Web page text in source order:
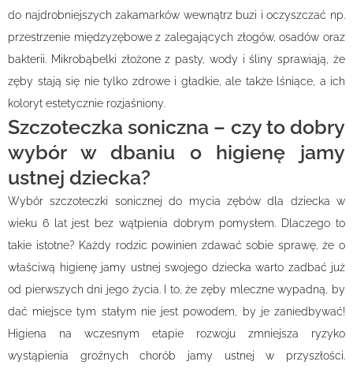
do najdrobniejszych zakamarków wewnątrz buzi i oczyszczać np.
przestrzenie międzyzębowe z zalegających złogów, osadów oraz
bakterii. Mikrobąbelki złożone z pasty, wody i śliny sprawiają, że
zęby stają się nie tylko zdrowe i gładkie, ale także lśniące, a ich
koloryt estetycznie rozjaśniony.
Szczoteczka soniczna – czy to dobry
wybór w dbaniu o higienę jamy
ustnej dziecka?
Wybór szczoteczki sonicznej do mycia zębów dla dziecka w
wieku 6 lat jest bez wątpienia dobrym pomysłem. Dlaczego to
takie istotne? Każdy rodzic powinien zdawać sobie sprawę, że o
właściwą higienę jamy ustnej swojego dziecka warto zadbać już
od pierwszych dni jego życia. I to, że zęby mleczne wypadną, by
dać miejsce tym stałym nie jest powodem, by je zaniedbywać!
Higiena na wczesnym etapie rozwoju zmniejsza ryzyko
wystąpienia groźnych chorób jamy ustnej w przyszłości.